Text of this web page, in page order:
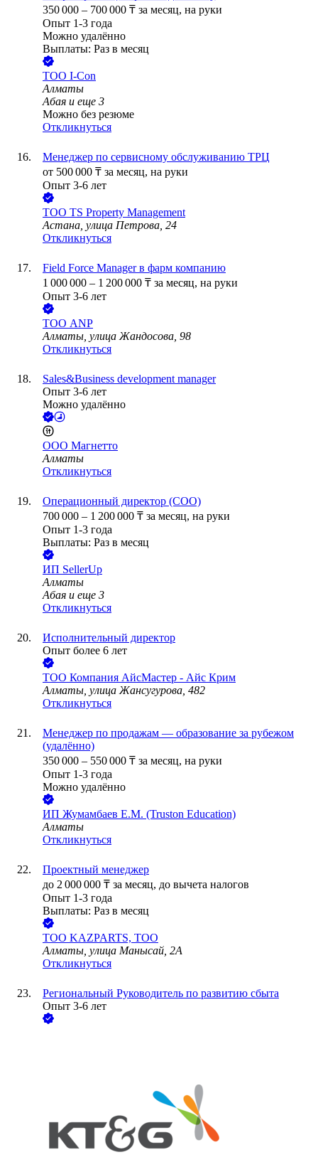
350 000 – 700 000 ₸ за месяц, на руки
Опыт 1-3 года
Можно удалённо
Выплаты: Раз в месяц
ТОО I-Con
Алматы
Абая и еще 3
Можно без резюме
Откликнуться
Менеджер по сервисному обслуживанию ТРЦ
от 500 000 ₸ за месяц, на руки
Опыт 3-6 лет
ТОО TS Property Management
Астана, улица Петрова, 24
Откликнуться
Field Force Manager в фарм компанию
1 000 000 – 1 200 000 ₸ за месяц, на руки
Опыт 3-6 лет
ТОО ANP
Алматы, улица Жандосова, 98
Откликнуться
Sales&Business development manager
Опыт 3-6 лет
Можно удалённо
ООО Магнетто
Алматы
Откликнуться
Операционный директор (COO)
700 000 – 1 200 000 ₸ за месяц, на руки
Опыт 1-3 года
Выплаты: Раз в месяц
ИП SellerUp
Алматы
Абая и еще 3
Откликнуться
Исполнительный директор
Опыт более 6 лет
ТОО Компания АйсМастер - Айс Крим
Алматы, улица Жансугурова, 482
Откликнуться
Менеджер по продажам — образование за рубежом
(удалённо)
350 000 – 550 000 ₸ за месяц, на руки
Опыт 1-3 года
Можно удалённо
ИП Жумамбаев Е.М. (Truston Education)
Алматы
Откликнуться
Проектный менеджер
до 2 000 000 ₸ за месяц, до вычета налогов
Опыт 1-3 года
Выплаты: Раз в месяц
ТОО KAZPARTS, ТОО
Алматы, улица Манысай, 2А
Откликнуться
Региональный Руководитель по развитию сбыта
Опыт 3-6 лет